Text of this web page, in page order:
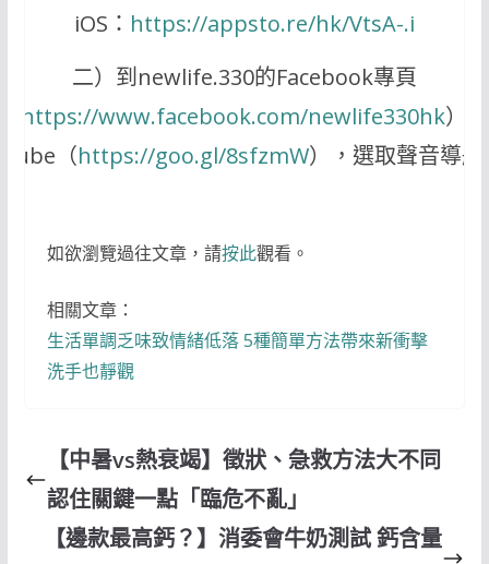
iOS： https://appsto.re/hk/VtsA-.i
二）到newlife.330的Facebook專頁
https://www.facebook.com/newlife330hk）或
（https://goo.gl/8sfzmW），選取聲音導
如欲瀏覽過往文章，請按此觀看。
相關文章：
生活單調乏味致情緒低落 5種簡單方法帶來新衝擊
洗手也靜觀
【中暑vs熱衰竭】徵狀、急救方法大不同
認住關鍵一點「臨危不亂」
【邊款最高鈣？】消委會牛奶測試 鈣含量